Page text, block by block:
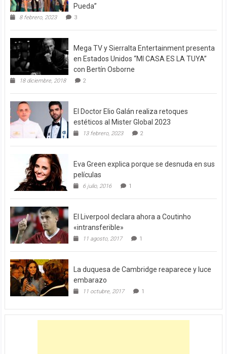
Pueda”
8 febrero, 2023 3
Mega TV y Sierralta Entertainment presenta
en Estados Unidos “MI CASA ES LA TUYA”
con Bertín Osborne
18 diciembre, 2018 2
El Doctor Elio Galán realiza retoques
estéticos al Mister Global 2023
13 febrero, 2023 2
Eva Green explica porque se desnuda en sus
películas
6 julio, 2016 1
El Liverpool declara ahora a Coutinho
«intransferible»
11 agosto, 2017 1
La duquesa de Cambridge reaparece y luce
embarazo
11 octubre, 2017 1